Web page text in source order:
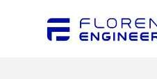
contenuto